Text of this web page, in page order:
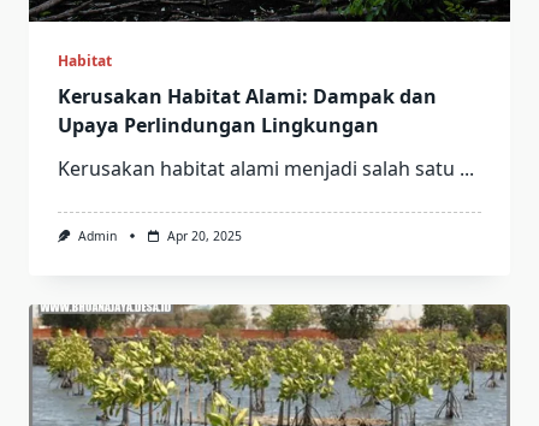
Habitat
Kerusakan Habitat Alami: Dampak dan
Upaya Perlindungan Lingkungan
Kerusakan habitat alami menjadi salah satu ...
Admin Apr 20, 2025